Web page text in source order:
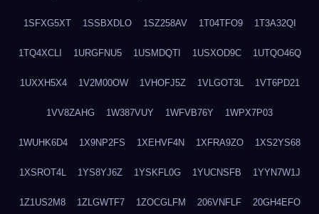
1SFXG5XT 1SSBXDLO 1SZ258AV 1T04TFO9 1T3A32QI
1TQ4XCLI 1URGFNU5 1USMDQTI 1USXOD9C 1UTQO46Q
1UXXH5X4 1V2M00OW 1VHOFJ5Z 1VLGOT3L 1VT6PD21
1VV8ZAHG 1W387VUY 1WFVB76Y 1WPX7P03
1WUHK6D4 1X9NP2FS 1XEHVF4N 1XFRA9ZO 1XS2YS68
1XSROT4L 1YS8YJ6Z 1YSKFL0G 1YUCNSFB 1YYN7W1J
1Z1US2M8 1ZLGWTF7 1ZOCGLFM 206VNFLF 20GH4EFO